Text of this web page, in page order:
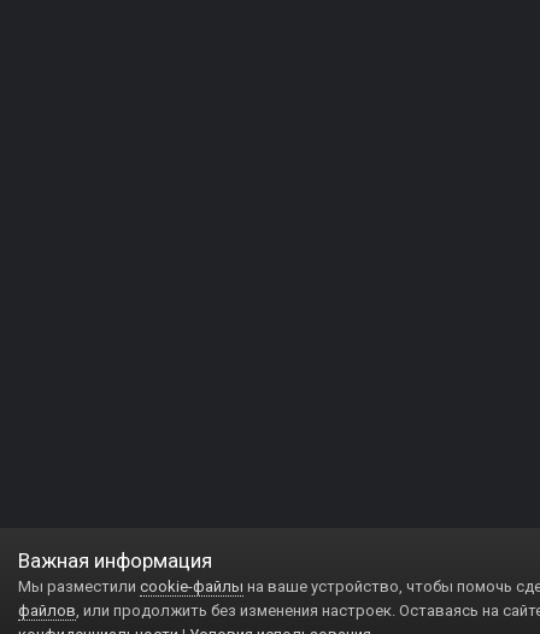
Важная информация
Мы разместили cookie-файлы на ваше устройство, чтобы помочь
файлов, или продолжить без изменения настроек. Оставаясь на